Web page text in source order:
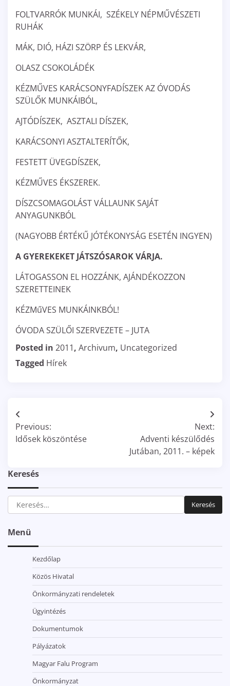
FOLTVARRÓK MUNKÁI, SZÉKELY NÉPMŰVÉSZETI
RUHÁK
MÁK, DIÓ, HÁZI SZÖRP ÉS LEKVÁR,
OLASZ CSOKOLÁDÉK
KÉZMŰVES KARÁCSONYFADÍSZEK AZ ÓVODÁS
SZÜLŐK MUNKÁIBÓL,
AJTÓDÍSZEK, ASZTALI DÍSZEK,
KARÁCSONYI ASZTALTERÍTŐK,
FESTETT ÜVEGDÍSZEK,
KÉZMŰVES ÉKSZEREK.
DÍSZCSOMAGOLÁST VÁLLAUNK SAJÁT
ANYAGUNKBÓL
(NAGYOBB ÉRTÉKŰ JÓTÉKONYSÁG ESETÉN INGYEN)
A GYEREKEKET JÁTSZÓSAROK VÁRJA.
LÁTOGASSON EL HOZZÁNK, AJÁNDÉKOZZON
SZERETTEINEK
KÉZMűVES MUNKÁINKBÓL!
ÓVODA SZÜLŐI SZERVEZETE – JUTA
Posted in 2011, Archivum, Uncategorized
Tagged Hírek
Bejegyzés
navigáció
Previous:
Idősek köszöntése
Next:
Adventi készülődés
Jutában, 2011. – képek
Keresés
Keresés:
Menü
Kezdőlap
Közös Hivatal
Önkormányzati rendeletek
Ügyintézés
Dokumentumok
Pályázatok
Magyar Falu Program
Önkormányzat